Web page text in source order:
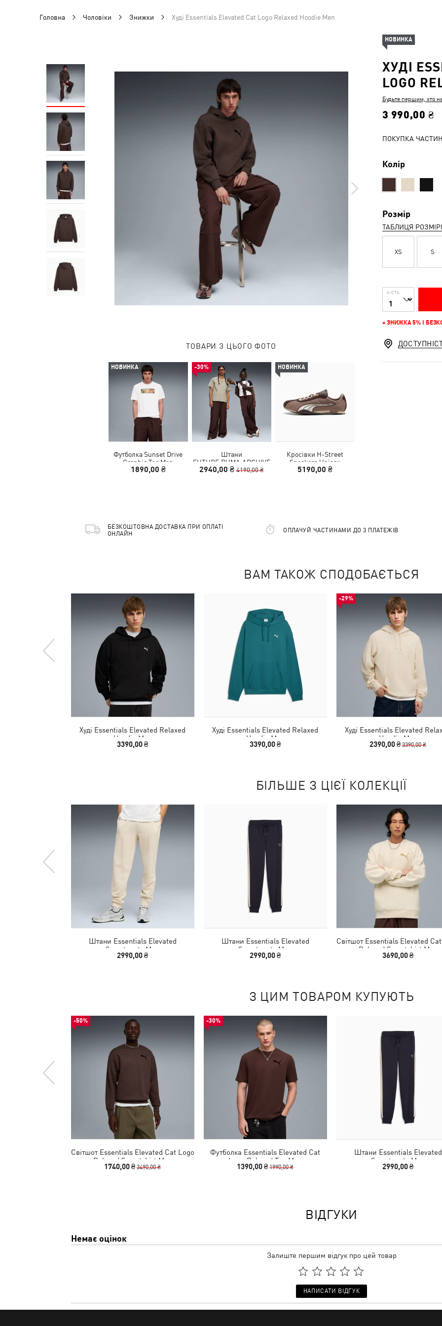
Головна Чоловіки Знижки Худі Essentials Elevated Cat Logo Relaxed Hoodie Men
ТОВАРИ З ЦЬОГО ФОТО
НОВИНКА
Футболка Sunset Drive
Graphic Tee Men
1890,00 ₴
-30%
Штани
FUTURE.PUMA.ARCHIVE
Extreme Cargo Pants
2940,00 ₴ 4190,00 ₴
НОВИНКА
Кросівки H-Street
Sneakers Unisex
5190,00 ₴
ХУДІ
LOGO
Будьте першим, хто
3 990,00 ₴
ПОКУПКА
Колір
Розмір
ТАБЛИЦЯ
XS S
К-СТЬ
+ ЗНИЖКА 5% І
НОВИНКА
БЕЗКОШТОВНА ДОСТАВКА ПРИ ОПЛАТІ
ОНЛАЙН
ОПЛАЧУЙ ЧАСТИНАМИ ДО 3 ПЛАТЕЖІВ
ВАМ ТАКОЖ СПОДОБАЄТЬСЯ
Худі Essentials Elevated Relaxed
Hoodie Men
3390,00 ₴
Худі Essentials Elevated Relaxed
Hoodie Men
3390,00 ₴
-29%
Худі Essentials Elevated
Hoodie Men
2390,00 ₴3390,00 ₴
БІЛЬШЕ З ЦІЄЇ КОЛЕКЦІЇ
Штани Essentials Elevated
Sweatpants Men
2990,00 ₴
Штани Essentials Elevated
Sweatpants Men
2990,00 ₴
Світшот Essentials Elevated
Relaxed Sweatshirt Men
3690,00 ₴
З ЦИМ ТОВАРОМ КУПУЮТЬ
-50%
Світшот Essentials Elevated Cat Logo
Relaxed Sweatshirt Men
1740,00 ₴3490,00 ₴
-30%
Футболка Essentials Elevated Cat
Logo Relaxed Tee Men
1390,00 ₴1990,00 ₴
Штани Essentials Elevated
Sweatpants Men
2990,00 ₴
ВІДГУКИ
Немає оцінок
Залиште першим відгук про цей товар
НАПИСАТИ ВІДГУК